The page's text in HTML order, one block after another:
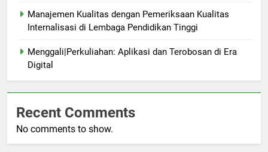
Manajemen Kualitas dengan Pemeriksaan Kualitas
Internalisasi di Lembaga Pendidikan Tinggi
Menggali|Perkuliahan: Aplikasi dan Terobosan di Era
Digital
Recent Comments
No comments to show.